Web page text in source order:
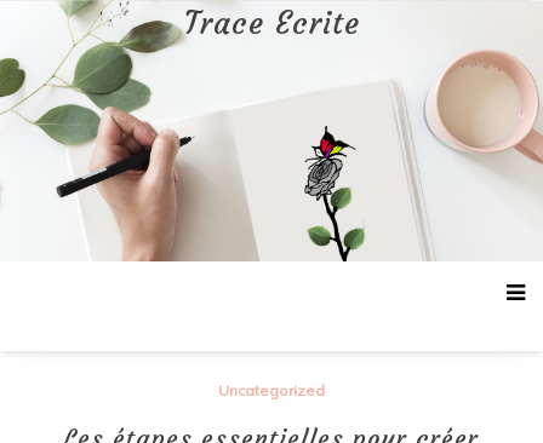
contenu
Trace Ecrite
Uncategorized